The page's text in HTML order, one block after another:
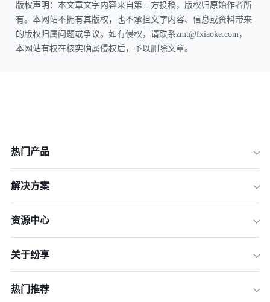
版权声明：本文章文字内容来自第三方投稿，版权归原始作者所
有。本网站不拥有其版权，也不承担文字内容、信息或资料带来
的版权归属问题或争议。如有侵权，请联系zmt@fxiaoke.com，
本网站有权在核实确属侵权后，予以删除文章。
热门产品
解决方案
资源中心
关于纷享
热门推荐